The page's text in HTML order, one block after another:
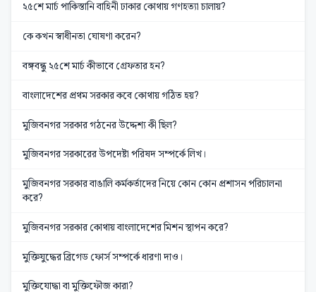
২৫শে মার্চ পাকিস্তানি বাহিনী ঢাকার কোথায় গণহত্যা চালায়?
কে কখন স্বাধীনতা ঘোষণা করেন?
বঙ্গবন্ধু ২৫শে মার্চ কীভাবে গ্রেফতার হন?
বাংলাদেশের প্রথম সরকার কবে কোথায় গঠিত হয়?
মুজিবনগর সরকার গঠনের উদ্দেশ্য কী ছিল?
মুজিবনগর সরকারের উপদেষ্টা পরিষদ সম্পর্কে লিখ।
মুজিবনগর সরকার বাঙালি কর্মকর্তাদের নিয়ে কোন কোন প্রশাসন পরিচালনা
করে?
মুজিবনগর সরকার কোথায় বাংলাদেশের মিশন স্থাপন করে?
মুক্তিযুদ্ধের ব্রিগেড ফোর্স সম্পর্কে ধারণা দাও।
মুক্তিযোদ্ধা বা মুক্তিফৌজ কারা?